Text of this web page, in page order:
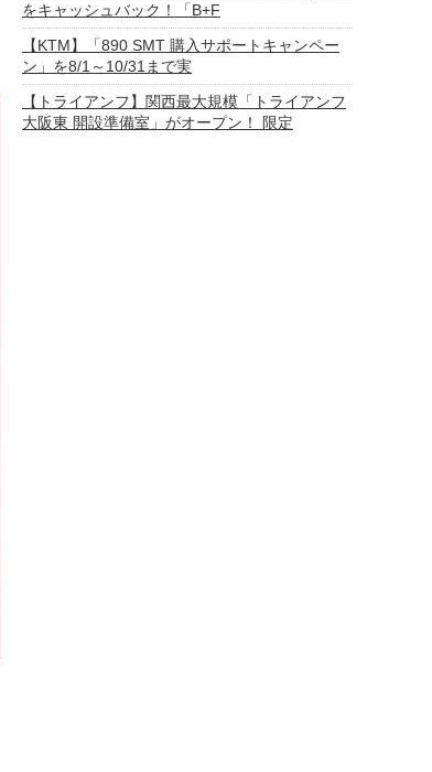
をキャッシュバック！「B+F
【KTM】「890 SMT 購入サポートキャンペー
ン」を8/1～10/31まで実
【トライアンフ】関西最大規模「トライアンフ
大阪東 開設準備室」がオープン！ 限定